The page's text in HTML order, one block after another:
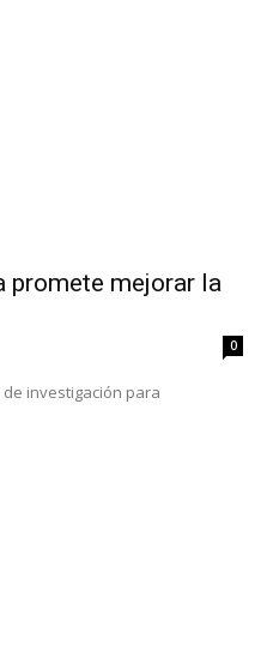
promete mejorar la
0
investigación para